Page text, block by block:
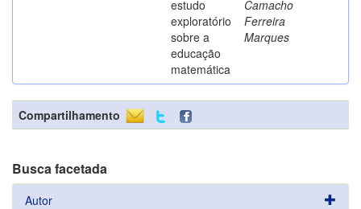
estudo
exploratório
sobre a
educação
matemática
Camacho
Ferreira
Marques
Compartilhamento
Busca facetada
Autor